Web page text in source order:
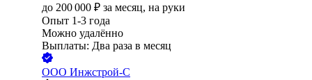
до 200 000 ₽ за месяц, на руки
Опыт 1-3 года
Можно удалённо
Выплаты: Два раза в месяц
ООО Инжстрой-С